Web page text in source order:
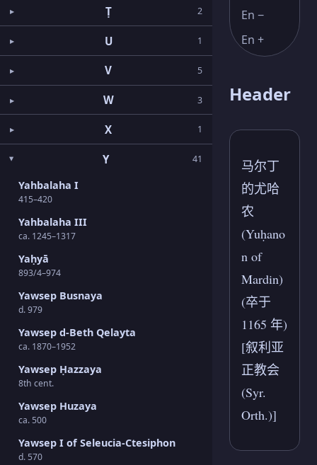
Ṭ 2
U 1
V 5
W 3
X 1
Y 41
Yahbalaha I
415–420
Yahbalaha III
ca. 1245–1317
Yaḥyā
893/4–974
Yawsep Busnaya
d. 979
Yawsep d-Beth Qelayta
ca. 1870–1952
Yawsep Ḥazzaya
8th cent.
Yawsep Huzaya
ca. 500
Yawsep I of Seleucia-Ctesiphon
d. 570
En −
En +
Header
马尔丁
的尤哈
农
(Yuḥano
n of
Mardin)
(卒于
1165 年)
[叙利亚
正教会
(Syr.
Orth.)]